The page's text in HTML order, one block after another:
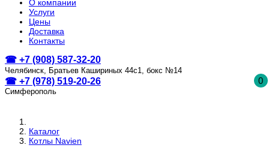
О компании
Услуги
Цены
Доставка
Контакты
☎ +7 (908) 587-32-20
Челябинск, Братьев Кашириных 44с1, бокс №14
☎ +7 (978) 519-20-26
Симферополь
0
Каталог
Котлы Navien